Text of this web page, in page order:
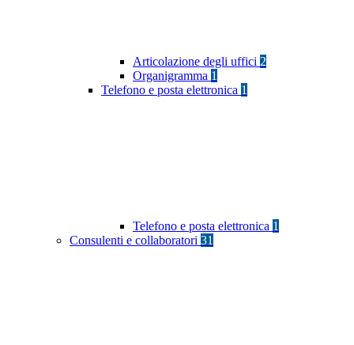
Articolazione degli uffici 2
Organigramma 1
Telefono e posta elettronica 1
Telefono e posta elettronica 1
Consulenti e collaboratori 31